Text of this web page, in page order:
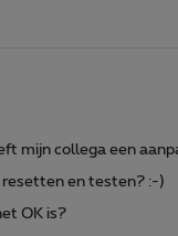
mijn collega een
en testen? :-)
OK is?